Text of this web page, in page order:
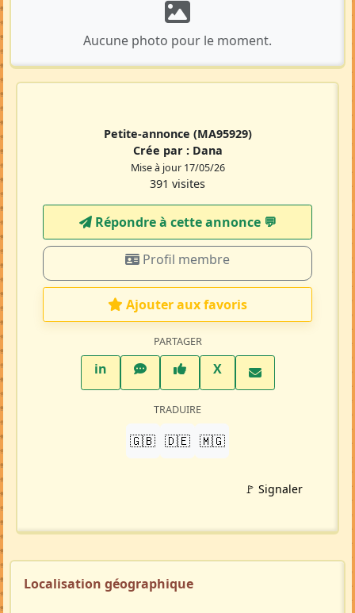
Aucune photo pour le moment.
Petite-annonce (MA95929)
Crée par : Dana
Mise à jour 17/05/26
391 visites
Répondre à cette annonce 💬​
Profil membre
Ajouter aux favoris
PARTAGER
inLinkedInWhatsAppFacebook
XTwitter X
TRADUIRE
🇬🇧 🇩🇪 🇲🇬
🚩 Signaler
Localisation géographique